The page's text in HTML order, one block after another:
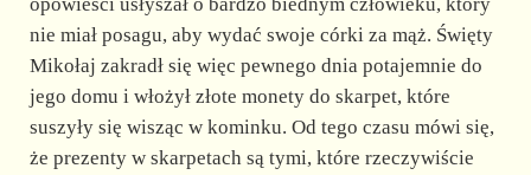
nie miał posagu, aby wydać swoje córki za mąż. Święty
Mikołaj zakradł się więc pewnego dnia potajemnie do
jego domu i włożył złote monety do skarpet, które
suszyły się wisząc w kominku. Od tego czasu mówi się,
że prezenty w skarpetach są tymi, które rzeczywiście